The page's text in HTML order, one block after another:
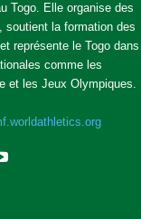
Togo. Elle organise des
soutient la formation des
représente le Togo dans
comme les
et les Jeux Olympiques.